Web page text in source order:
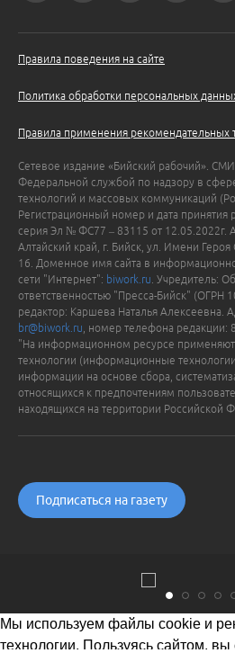
Правила поведения на сайте
Политика обработки персональных
Правила применения рекомендательных
Сетевое издание «Бийский рабочий».
Федеральной службой по надзору в
технологий и массовых коммуникаций
Регистрационный номер и дата принятия
серия Эл № ФС77 – 83115 от 12.05.2022г.
Алтайский край, г. Бийск, ул. Имени Героя
16. Доменное имя сайта в
сети "Интернет": biwork.ru . Учредитель:
ответственностью "Пресса-Бийск" (ОГРН
редактор: Каршева Наталья Алексеевна.
br@biwork.ru , номер телефона редакции:
"На информационном ресурсе
технологии (информационные
информации на основе сбора,
относящихся к предпочтениям
находящихся на территории Российской
Подписаться на газету
Мы используем файлы cookie и
технологии. Пользуясь сайтом, вы